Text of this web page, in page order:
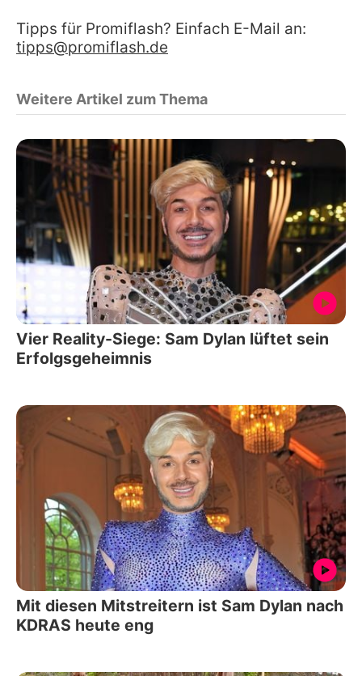
Tipps für Promiflash? Einfach E-Mail an:
tipps@promiflash.de
Weitere Artikel zum Thema
Vier Reality-Siege: Sam Dylan lüftet sein
Erfolgsgeheimnis
Mit diesen Mitstreitern ist Sam Dylan nach
KDRAS heute eng